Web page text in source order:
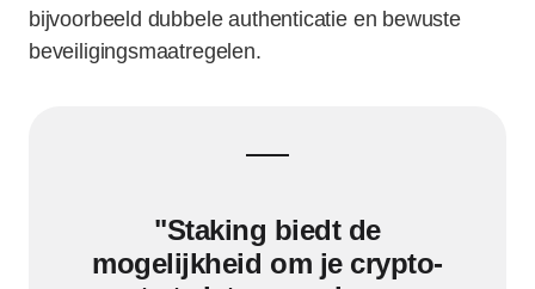
bijvoorbeeld dubbele authenticatie en bewuste
beveiligingsmaatregelen.
"Staking biedt de
mogelijkheid om je crypto-